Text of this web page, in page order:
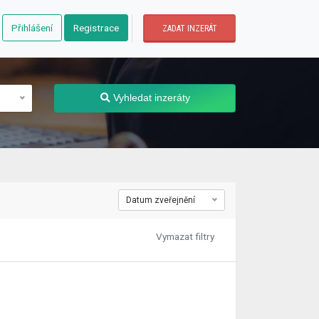
Přihlášení Registrace ZADAT INZERÁT
Vyhledat inzeráty
Datum zveřejnění
Vymazat filtry